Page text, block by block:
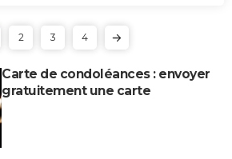
2 3 4
Carte de condoléances : envoyer
gratuitement une carte